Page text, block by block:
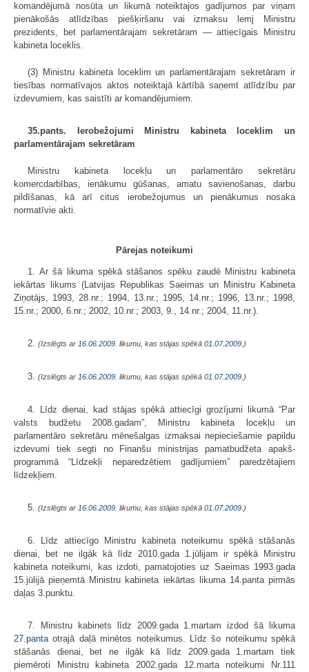
komandējumā nosūta un likumā noteiktajos gadījumos par viņam
pienākošās atlīdzības piešķiršanu vai izmaksu lemj Ministru
prezidents, bet parlamentārajam sekretāram — attiecīgais Ministru
kabineta loceklis.
(3) Ministru kabineta loceklim un parlamentārajam sekretāram ir
tiesības normatīvajos aktos noteiktajā kārtībā saņemt atlīdzību par
izdevumiem, kas saistīti ar komandējumiem.
35.pants. Ierobežojumi Ministru kabineta loceklim un
parlamentārajam sekretāram
Ministru kabineta locekļu un parlamentāro sekretāru
komercdarbības, ienākumu gūšanas, amatu savienošanas, darbu
pildīšanas, kā arī citus ierobežojumus un pienākumus nosaka
normatīvie akti.
Pārejas noteikumi
1. Ar šā likuma spēkā stāšanos spēku zaudē Ministru kabineta
iekārtas likums (Latvijas Republikas Saeimas un Ministru Kabineta
Ziņotājs, 1993, 28.nr.; 1994, 13.nr.; 1995, 14.nr.; 1996, 13.nr.; 1998,
15.nr.; 2000, 6.nr.; 2002, 10.nr.; 2003, 9., 14.nr.; 2004, 11.nr.).
2. (Izslēgts ar 16.06.2009 . likumu, kas stājas spēkā 01.07.2009. )
3. (Izslēgts ar 16.06.2009 . likumu, kas stājas spēkā 01.07.2009. )
4. Līdz dienai, kad stājas spēkā attiecīgi grozījumi likumā “Par
valsts budžetu 2008.gadam”, Ministru kabineta locekļu un
parlamentāro sekretāru mēnešalgas izmaksai nepieciešamie papildu
izdevumi tiek segti no Finanšu ministrijas pamatbudžeta apakš­
programmā “Līdzekļi neparedzētiem gadījumiem” paredzētajiem
līdzekļiem.
5. (Izslēgts ar 16.06.2009 . likumu, kas stājas spēkā 01.07.2009. )
6. Līdz attiecīgo Ministru kabineta noteikumu spēkā stāšanās
dienai, bet ne ilgāk kā līdz 2010.gada 1.jūlijam ir spēkā Ministru
kabineta noteikumi, kas izdoti, pamatojoties uz Saeimas 1993.gada
15.jūlijā pieņemtā Ministru kabineta iekārtas likuma 14.panta pirmās
daļas 3.punktu.
7. Ministru kabinets līdz 2009.gada 1.martam izdod šā likuma
27.pantaotrajā daļā minētos noteikumus. Līdz šo noteikumu spēkā
stāšanās dienai, bet ne ilgāk kā līdz 2009.gada 1.martam tiek
piemēroti Ministru kabineta 2002.gada 12.marta noteikumi Nr.111